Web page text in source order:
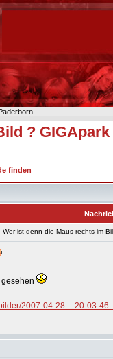
? GIGApark
finden
ist denn die Maus rechts im
gesehen
2007-04-28__20-03-